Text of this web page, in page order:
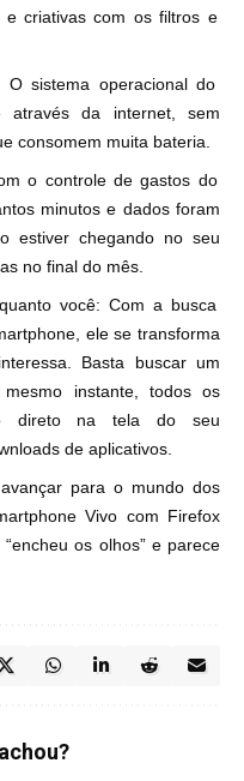
e criativas com os filtros e
sistema operacional do
através da internet, sem
consomem muita bateria.
o controle de gastos do
minutos e dados foram
estiver chegando no seu
no final do mês.
você: Com a busca
ele se transforma
Basta buscar um
instante, todos os
direto na tela do seu
de aplicativos.
para o mundo dos
Vivo com Firefox
os olhos” e parece